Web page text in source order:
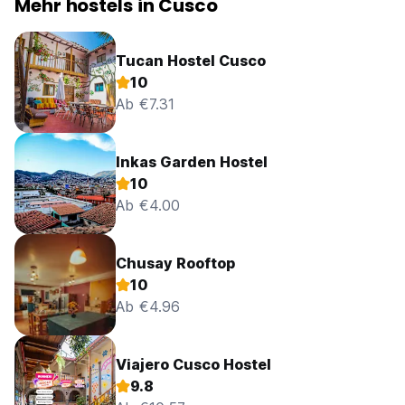
Mehr hostels in Cusco
Tucan Hostel Cusco
10
Ab €7.31
Inkas Garden Hostel
10
Ab €4.00
Chusay Rooftop
10
Ab €4.96
Viajero Cusco Hostel
9.8